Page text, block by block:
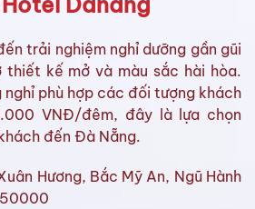
trải nghiệm nghỉ dưỡng gần gũi
thiết kế mở và màu sắc hài hòa.
nghỉ phù hợp các đối tượng khách
VNĐ/đêm, đây là lựa chọn
đến Đà Nẵng.
Hương, Bắc Mỹ An, Ngũ Hành